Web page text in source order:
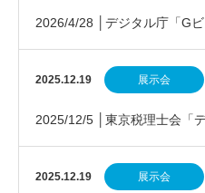
2026/4/28 │デジタル庁「G
事例等の実証的接続実験成果
2025.12.19 展示会
2025/12/5 │東京税理士会「
参加しました
2025.12.19 展示会